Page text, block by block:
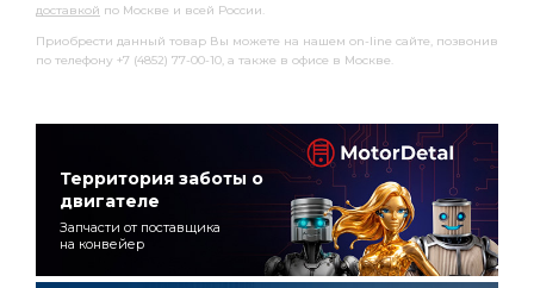
доставкой по Москве и всей России.
Приобрести данный товар Вы можете на нашем on-line сайте, позвонив
по телефону +7 (4852) 77-00-10, а также в офисе в Москве.
Территория заботы о
двигателе
Запчасти от поставщика
на конвейер